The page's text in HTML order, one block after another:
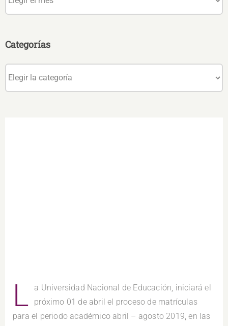
L
a Universidad Nacional de Educación, iniciará el
próximo 01 de abril el proceso de matrículas
para el periodo académico abril – agosto 2019, en las
Categorías